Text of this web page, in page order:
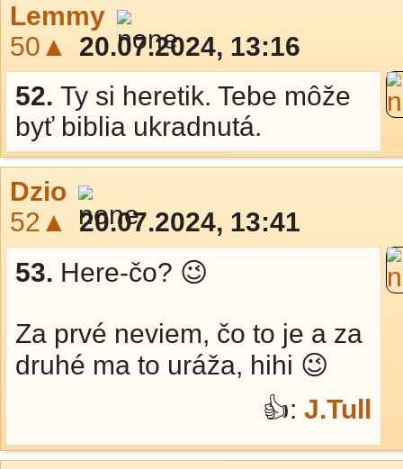
Lemmy
50▲
20.07.2024, 13:16
52. Ty si heretik. Tebe môže
byť biblia ukradnutá.
Dzio
52▲
20.07.2024, 13:41
53. Here-čo? 😉
Za prvé neviem, čo to je a za
druhé ma to uráža, hihi 😉
👍: J.Tull